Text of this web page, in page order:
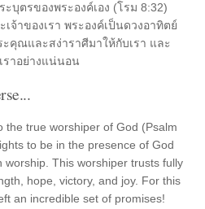
บุตรของพระองค์เอง (โรม 8:32)
เจ้าของเรา พระองค์เป็นดวงอาทิตย์
คุณและสง่าราศีมาให้กับเรา และ
ราอย่างแน่นอน
the true worshiper of God (Psalm
to be in the presence of God
worship. This worshiper trusts fully
hope, victory, and joy. For this
an incredible set of promises!